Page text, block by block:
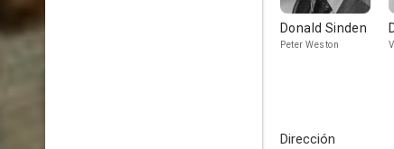
Donald Sinden
Peter Weston
Dirección